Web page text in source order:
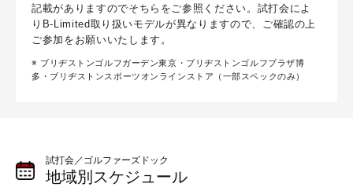
記載がありますのでそちらをご参照ください。試打会によ
りB-Limited取り扱いモデルが異なりますので、ご確認の上
ご参加をお願いいたします。
※ ブリヂストンゴルフガーデン東京・ブリヂストンゴルフプラザ博
多・ブリヂストンスポーツオンラインストア（一部スペックのみ）
試打会／ゴルファーズドック
地域別スケジュール